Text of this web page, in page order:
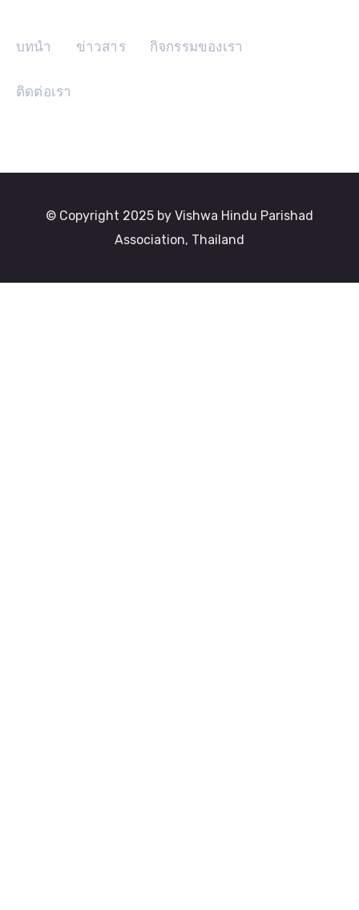
บทนำ ข่าวสาร กิจกรรมของเรา
ติดต่อเรา
© Copyright 2025 by Vishwa Hindu Parishad
Association, Thailand